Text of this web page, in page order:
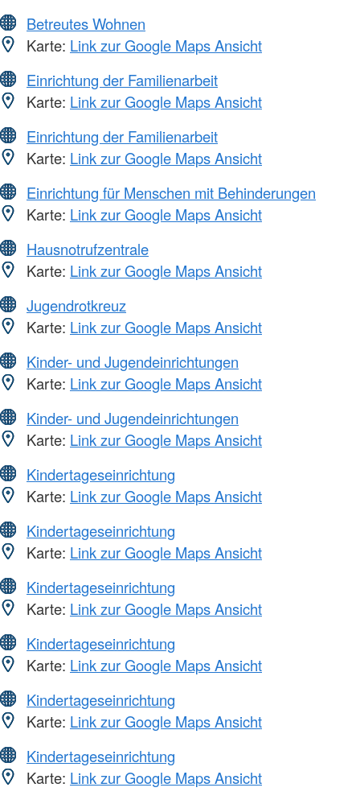
Betreutes Wohnen
Karte: Link zur Google Maps Ansicht
Einrichtung der Familienarbeit
Karte: Link zur Google Maps Ansicht
Einrichtung der Familienarbeit
Karte: Link zur Google Maps Ansicht
Einrichtung für Menschen mit Behinderungen
Karte: Link zur Google Maps Ansicht
Hausnotrufzentrale
Karte: Link zur Google Maps Ansicht
Jugendrotkreuz
Karte: Link zur Google Maps Ansicht
Kinder- und Jugendeinrichtungen
Karte: Link zur Google Maps Ansicht
Kinder- und Jugendeinrichtungen
Karte: Link zur Google Maps Ansicht
Kindertageseinrichtung
Karte: Link zur Google Maps Ansicht
Kindertageseinrichtung
Karte: Link zur Google Maps Ansicht
Kindertageseinrichtung
Karte: Link zur Google Maps Ansicht
Kindertageseinrichtung
Karte: Link zur Google Maps Ansicht
Kindertageseinrichtung
Karte: Link zur Google Maps Ansicht
Kindertageseinrichtung
Karte: Link zur Google Maps Ansicht